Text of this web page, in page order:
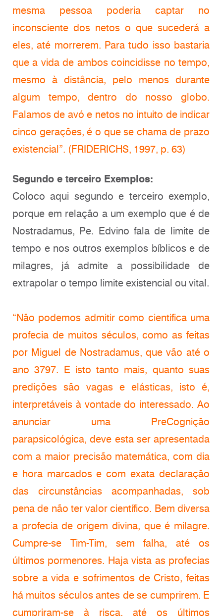
mesma pessoa poderia captar no
inconsciente dos netos o que sucederá a
eles, até morrerem. Para tudo isso bastaria
que a vida de ambos coincidisse no tempo,
mesmo à distância, pelo menos durante
algum tempo, dentro do nosso globo.
Falamos de avó e netos no intuito de indicar
cinco gerações, é o que se chama de prazo
existencial”. (FRIDERICHS, 1997, p. 63)
Segundo e terceiro Exemplos:
Coloco aqui segundo e terceiro exemplo,
porque em relação a um exemplo que é de
Nostradamus, Pe. Edvino fala de limite de
tempo e nos outros exemplos bíblicos e de
milagres, já admite a possibilidade de
extrapolar o tempo limite existencial ou vital.
“Não podemos admitir como cientifica uma
profecia de muitos séculos, como as feitas
por Miguel de Nostradamus, que vão até o
ano 3797. E isto tanto mais, quanto suas
predições são vagas e elásticas, isto é,
interpretáveis à vontade do interessado. Ao
anunciar uma PreCognição
parapsicológica, deve esta ser apresentada
com a maior precisão matemática, com dia
e hora marcados e com exata declaração
das circunstâncias acompanhadas, sob
pena de não ter valor científico. Bem diversa
a profecia de origem divina, que é milagre.
Cumpre-se Tim-Tim, sem falha, até os
últimos pormenores. Haja vista as profecias
sobre a vida e sofrimentos de Cristo, feitas
há muitos séculos antes de se cumprirem. E
cumpriram-se à risca, até os últimos